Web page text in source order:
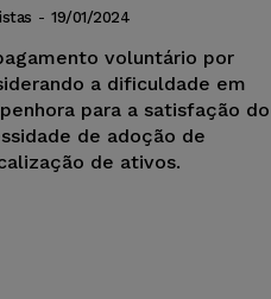
- 19/01/2024
voluntário por
a dificuldade em
para a satisfação do
de adoção de
de ativos.